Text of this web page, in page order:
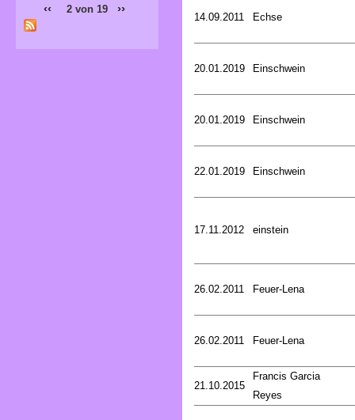
14.09.2011 Echse
20.01.2019 Einschwein
20.01.2019 Einschwein
22.01.2019 Einschwein
17.11.2012 einstein
26.02.2011 Feuer-Lena
26.02.2011 Feuer-Lena
21.10.2015
Francis Garcia
Reyes
‹‹ 2 von 19 ››